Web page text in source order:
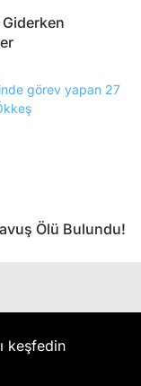
Ölü Bulundu!
keşfedin